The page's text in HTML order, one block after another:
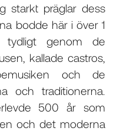
starkt präglar dess
bodde här i över 1
genom de
kallade castros,
och de
och traditionerna.
500 år som
och det moderna